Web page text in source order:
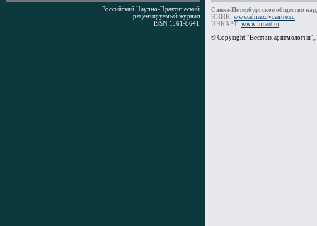
Российский Научно-Практический
рецензируемый журнал
ISSN 1561-8641
Санкт-Петербургское общество
НИИК: www.almazovcentre.ru
ИНКАРТ: www.incart.ru
© Copyright "Вестник аритмологии",